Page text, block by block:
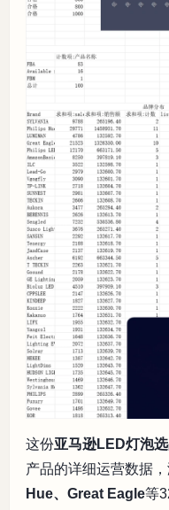
这份亚马逊LED灯泡
产品的详细运营数据
Hue、Great Eagle等